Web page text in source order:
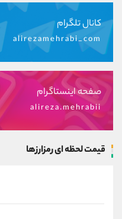
کانال تلگرام
alirezamehrabi_com
صفحه اینستاگرام
alireza.mehrabii
قیمت لحظه ای رمزارزها